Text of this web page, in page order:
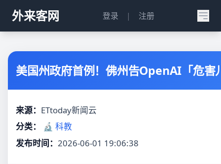
外来客网 登录 | 注册
美国州政府首例！佛州告OpenAI「危害
来源： ETtoday新闻云
分类：
🔬 科教
发布时间： 2026-06-01 19:06:38